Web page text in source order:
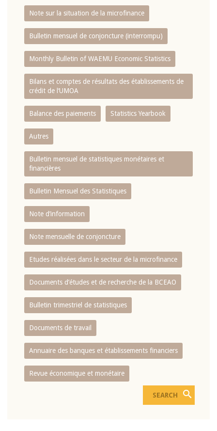
Note sur la situation de la microfinance
Bulletin mensuel de conjoncture (interrompu)
Monthly Bulletin of WAEMU Economic Statistics
Bilans et comptes de résultats des établissements de
crédit de l‘UMOA
Balance des paiements Statistics Yearbook
Autres
Bulletin mensuel de statistiques monétaires et
financières
Bulletin Mensuel des Statistiques
Note d’information
Note mensuelle de conjoncture
Etudes réalisées dans le secteur de la microfinance
Documents d’études et de recherche de la BCEAO
Bulletin trimestriel de statistiques
Documents de travail
Annuaire des banques et établissements financiers
Revue économique et monétaire